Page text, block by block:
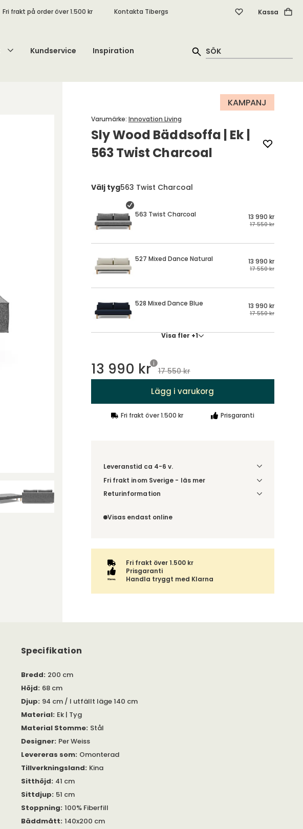
Fri frakt på order över 1.500 kr Kontakta Tibergs Kassa
Kundservice Inspiration
KAMPANJ
Sly Wood Bäddsoffa | Ek |
563 Twist Charcoal
Varumärke: Innovation Living
Välj tyg563 Twist Charcoal
563 Twist Charcoal 13 990 kr
17 550 kr
527 Mixed Dance Natural 13 990 kr
17 550 kr
528 Mixed Dance Blue 13 990 kr
17 550 kr
Visa fler +1
13 990 kr 17 550 kr
Lägg i varukorg
Fri frakt över 1.500 kr Prisgaranti
Leveranstid ca 4-6 v.
Fri frakt inom Sverige - läs mer
Denna vara skickas till din port/tomtgräns. Innan
andra produkter skickas hela ordern tillsammans.
Returinformation
omfattas därför inte av ångerrätten.
Visas endast online
Fri frakt över 1.500 kr
Prisgaranti
Handla tryggt med Klarna
Specifikation
Bredd: 200 cm
Höjd: 68 cm
Djup: 94 cm / I utfällt läge 140 cm
Material: Ek | Tyg
Material Stomme: Stål
Designer: Per Weiss
Levereras som: Omonterad
Tillverkningsland: Kina
Sitthöjd: 41 cm
Sittdjup: 51 cm
Stoppning: 100% Fiberfill
Bäddmått: 140x200 cm